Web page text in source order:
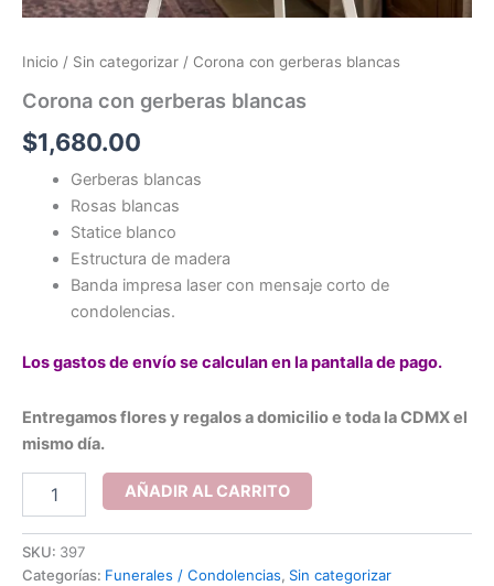
Inicio / Sin categorizar / Corona con gerberas blancas
Corona con gerberas blancas
$1,680.00
Gerberas blancas
Rosas blancas
Statice blanco
Estructura de madera
Banda impresa laser con mensaje corto de
condolencias.
Los gastos de envío se calculan en la pantalla de pago.
Entregamos flores y regalos a domicilio e toda la CDMX el
mismo día.
blancas
cantidad
AÑADIR AL CARRITO
SKU: 397
Categorías: Funerales / Condolencias, Sin categorizar